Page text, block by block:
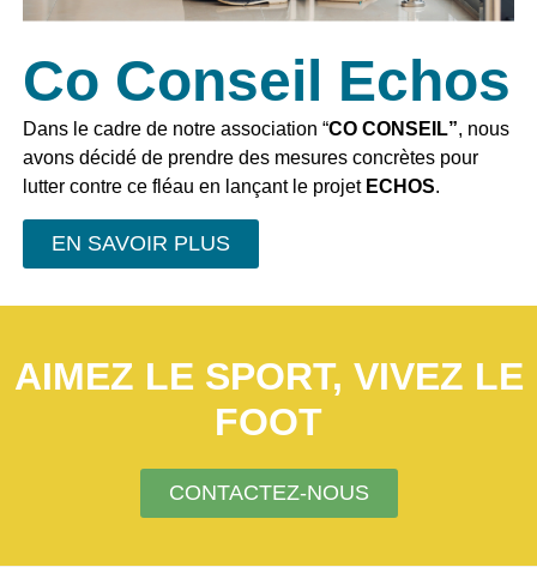
Co Conseil Echos
Dans le cadre de notre association “CO CONSEIL”, nous
avons décidé de prendre des mesures concrètes pour
lutter contre ce fléau en lançant le projet ECHOS.
EN SAVOIR PLUS
AIMEZ LE SPORT, VIVEZ LE
FOOT
CONTACTEZ-NOUS